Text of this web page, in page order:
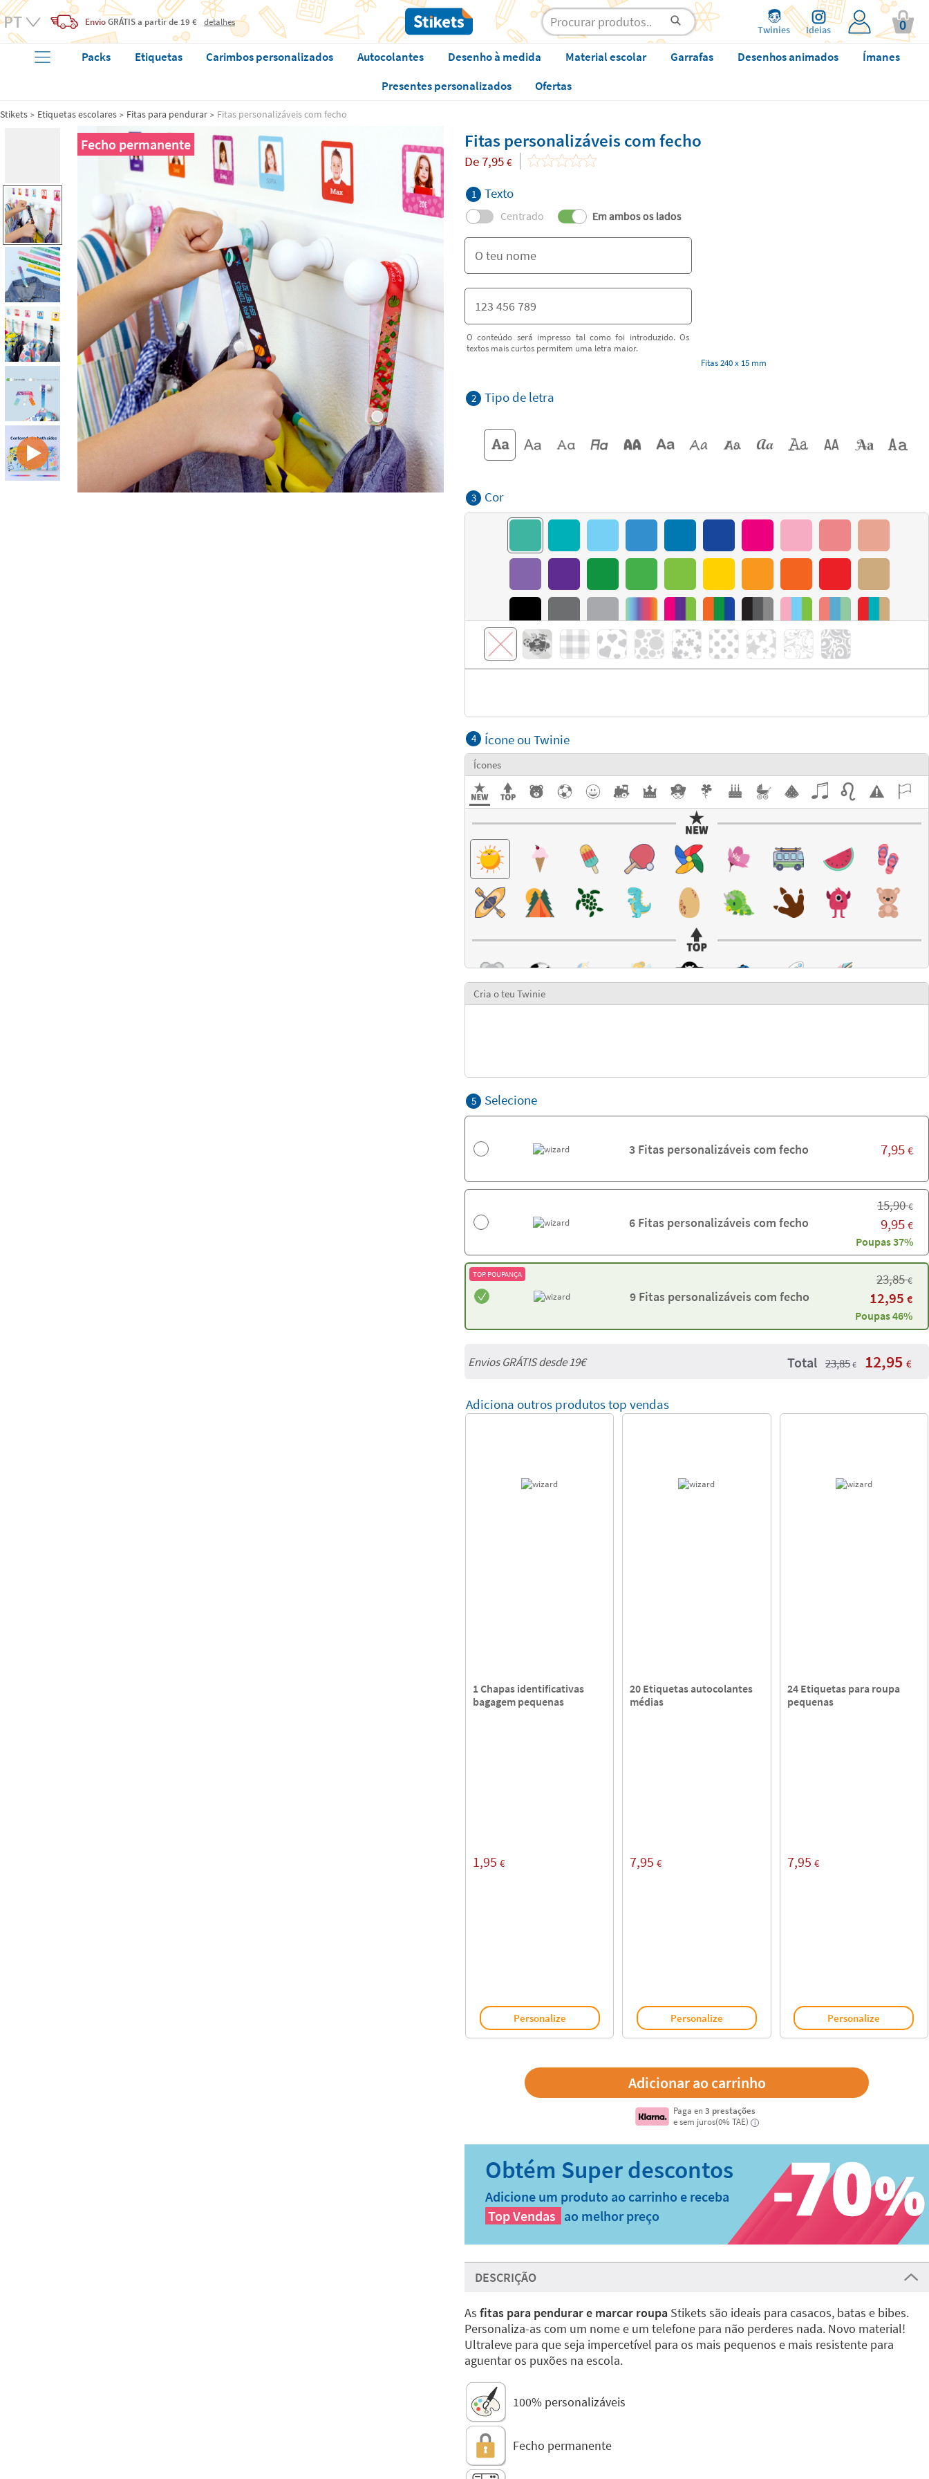
EnvioGRÁTISa partir de 19 € detalhes
Twinies Ideias 0
Packs Etiquetas Carimbos personalizados Autocolantes Desenho à medida Material escolar Garrafas Desenhos animados
Ímanes
Presentes personalizados
Ofertas
Stikets Etiquetas escolares Fitas para pendurar Fitas personalizáveis com fecho
Fecho permanente Fitas personalizáveis com fecho
De7,95 €
1 Texto
Centrado Em ambos os lados
O conteúdo será impresso tal como foi introduzido. Os
textos mais curtos permitem uma letra maior.
Fitas 240 x 15 mm
2 Tipo de letra
3 Cor
4 Ícone ou Twinie
Ícones
Cria o teu Twinie
5 Selecione
3 Fitas personalizáveis com fecho 7,95 €
6 Fitas personalizáveis com fecho
15,90€
9,95 €
Poupas 37%
TOP POUPANÇA
9 Fitas personalizáveis com fecho
23,85€
12,95 €
Poupas 46%
Envios GRÁTIS desde 19€ Total 23,85 € 12,95 €
Adiciona outros produtos top vendas
1 Chapas identificativas
bagagem pequenas
1,95 €
Personalize
20 Etiquetas autocolantes
médias
7,95 €
Personalize
24 Etiquetas para roupa
pequenas
7,95 €
Personalize
Paga en3 prestações
e sem juros(0% TAE)
i
Adicione um produto ao carrinho e receba
Top Vendas ao melhor preço
DESCRIÇÃO
As fitas para pendurar e marcar roupa Stikets são ideais para casacos, batas e bibes.
Personaliza-as com um nome e um telefone para não perderes nada. Novo material!
Ultraleve para que seja impercetível para os mais pequenos e mais resistente para
aguentar os puxões na escola.
100% personalizáveis
Fecho permanente